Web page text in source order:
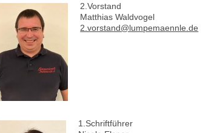
2.Vorstand
Matthias Waldvogel
2.vorstand@lumpemaennle.de
1.Schriftführer